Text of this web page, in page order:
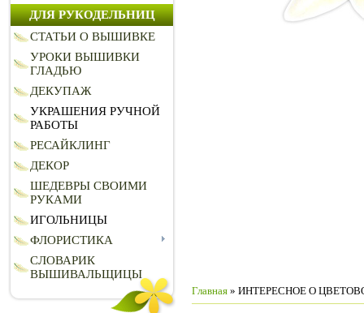
ДЛЯ РУКОДЕЛЬНИЦ
СТАТЬИ О ВЫШИВКЕ
УРОКИ ВЫШИВКИ
ГЛАДЬЮ
ДЕКУПАЖ
УКРАШЕНИЯ РУЧНОЙ
РАБОТЫ
РЕСАЙКЛИНГ
ДЕКОР
ШЕДЕВРЫ СВОИМИ
РУКАМИ
ИГОЛЬНИЦЫ
ФЛОРИСТИКА
СЛОВАРИК
ВЫШИВАЛЬЩИЦЫ
Главная » ИНТЕРЕСНОЕ О